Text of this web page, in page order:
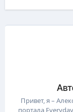
Привет, я –
портала